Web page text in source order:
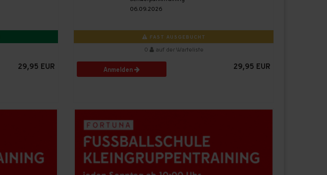
29,95 EUR
06.09.2026
FAST AUSGEBUCHT
0 auf der Warteliste
Anmelden 29,95 EUR